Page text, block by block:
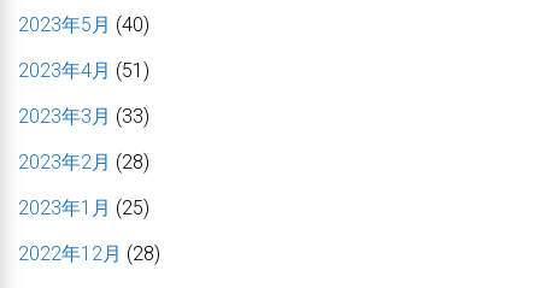
2023年5月 (40)
2023年4月 (51)
2023年3月 (33)
2023年2月 (28)
2023年1月 (25)
2022年12月 (28)